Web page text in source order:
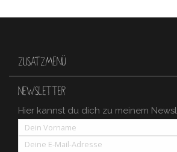
ZUSATZMENÜ
NEWSLETTER
Hier kannst du dich zu meinem